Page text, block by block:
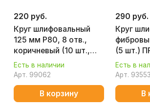
220 руб.
Круг шлифовальный
125 мм P80, 8 отв.,
коричневый (10 шт.,
липучка) MAKITA D-
54514
Есть в наличии
Арт. 99062
В корзину
290 руб.
Круг
(5 шт.)
389
Есть в
Арт. 93553
В